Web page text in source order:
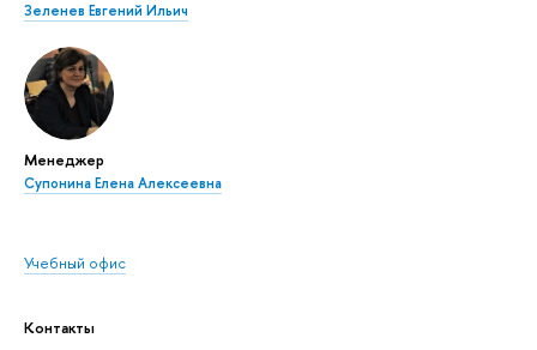
Зеленев Евгений Ильич
Менеджер
Супонина Елена Алексеевна
Учебный офис
Контакты